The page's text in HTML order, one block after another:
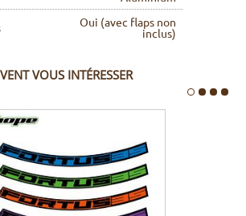
Oui (avec flaps non
inclus)
VOUS INTÉRESSER